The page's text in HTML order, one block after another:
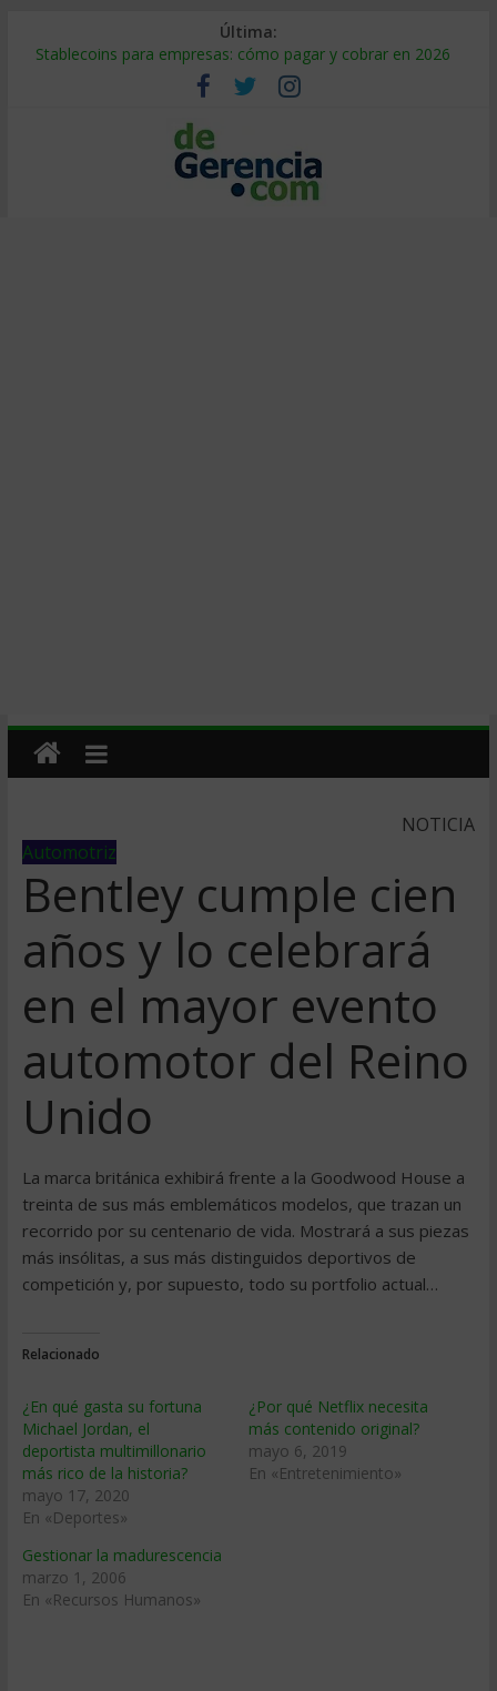
Última:
Stablecoins para empresas: cómo pagar y cobrar en 2026
Despido silencioso: qué es y por qué sale tan caro
IA en selección de personal: cómo auditarla a tiempo
Trabajo forzoso en la cadena de suministro: qué hacer
Mercado hispano de EE. UU.: cómo segmentarlo y venderle
NOTICIA
Automotriz
Bentley cumple cien
años y lo celebrará
en el mayor evento
automotor del Reino
Unido
La marca británica exhibirá frente a la Goodwood House a
treinta de sus más emblemáticos modelos, que trazan un
recorrido por su centenario de vida. Mostrará a sus piezas
más insólitas, a sus más distinguidos deportivos de
competición y, por supuesto, todo su portfolio actual…
Relacionado
¿En qué gasta su fortuna
Michael Jordan, el
deportista multimillonario
más rico de la historia?
mayo 17, 2020
En «Deportes»
¿Por qué Netflix necesita
más contenido original?
mayo 6, 2019
En «Entretenimiento»
Gestionar la madurescencia
marzo 1, 2006
En «Recursos Humanos»